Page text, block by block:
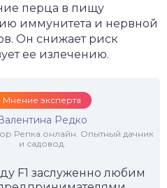
перца в пищу
иммунитета и нервной
Он снижает риск
ее излечению.
Мнение эксперта
Редко
Репка.онлайн. Опытный дачник
и садовод.
F1 заслуженно любим